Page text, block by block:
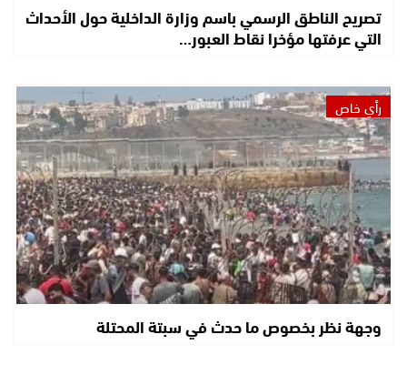
تصريح الناطق الرسمي باسم وزارة الداخلية حول الأحداث
التي عرفتها مؤخرا نقاط العبور…
رأي خاص
وجهة نظر بخصوص ما حدث في سبتة المحتلة